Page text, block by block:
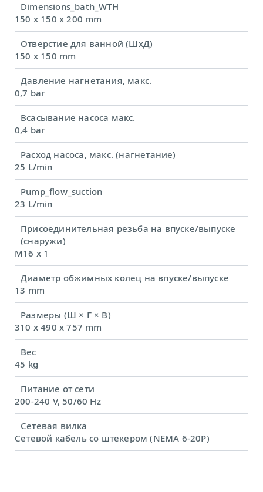
Dimensions_bath_WTH
150 x 150 x 200 mm
Отверстие для ванной (ШхД)
150 x 150 mm
Давление нагнетания, макс.
0,7 bar
Всасывание насоса макс.
0,4 bar
Расход насоса, макс. (нагнетание)
25 L/min
Pump_flow_suction
23 L/min
Присоединительная резьба на впуске/выпуске
(снаружи)
M16 x 1
Диаметр обжимных колец на впуске/выпуске
13 mm
Размеры (Ш × Г × В)
310 x 490 x 757 mm
Вес
45 kg
Питание от сети
200-240 V, 50/60 Hz
Сетевая вилка
Сетевой кабель со штекером (NEMA 6-20P)